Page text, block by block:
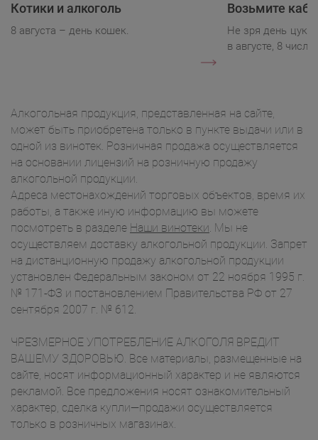
Котики и алкоголь
8 августа – день кошек.
Возьмите
Не зря день
в августе, 8 числа.
Алкогольная продукция, представленная на сайте,
может быть приобретена только в пункте выдачи или в
одной из винотек. Розничная продажа осуществляется
на основании лицензий на розничную продажу
алкогольной продукции.
Адреса местонахождений торговых объектов, время их
работы, а также иную информацию вы можете
посмотреть в разделе Наши винотеки. Мы не
осуществляем доставку алкогольной продукции. Запрет
на дистанционную продажу алкогольной продукции
установлен Федеральным законом от 22 ноября 1995 г.
№ 171-ФЗ и постановлением Правительства РФ от 27
сентября 2007 г. № 612.
ЧРЕЗМЕРНОЕ УПОТРЕБЛЕНИЕ АЛКОГОЛЯ ВРЕДИТ
ВАШЕМУ ЗДОРОВЬЮ. Все материалы, размещенные на
сайте, носят информационный характер и не являются
рекламой. Все предложения носят ознакомительный
характер, сделка купли—продажи осуществляется
только в розничных магазинах.